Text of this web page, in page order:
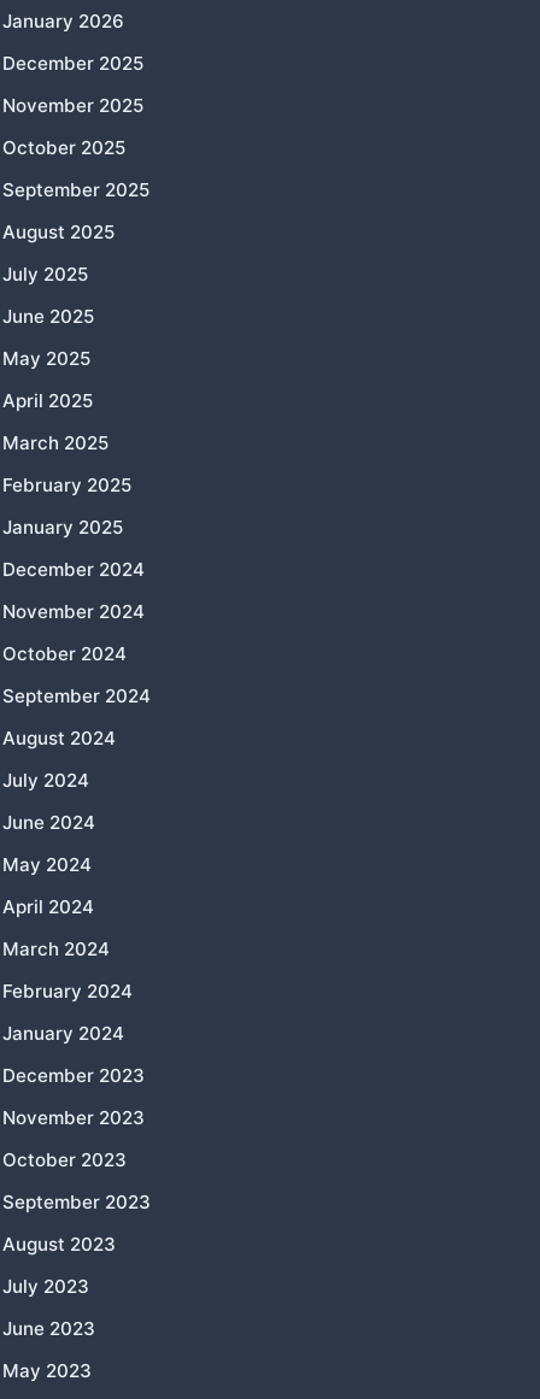
January 2026
December 2025
November 2025
October 2025
September 2025
August 2025
July 2025
June 2025
May 2025
April 2025
March 2025
February 2025
January 2025
December 2024
November 2024
October 2024
September 2024
August 2024
July 2024
June 2024
May 2024
April 2024
March 2024
February 2024
January 2024
December 2023
November 2023
October 2023
September 2023
August 2023
July 2023
June 2023
May 2023